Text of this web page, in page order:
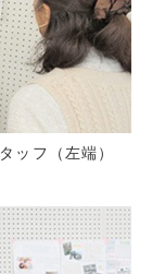
ッフ（左端）